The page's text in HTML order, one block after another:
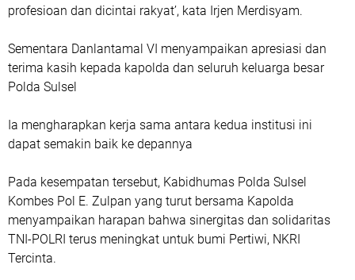
profesioan dan dicintai rakyat’, kata Irjen Merdisyam.
Sementara Danlantamal VI menyampaikan apresiasi dan
terima kasih kepada kapolda dan seluruh keluarga besar
Polda Sulsel
Ia mengharapkan kerja sama antara kedua institusi ini
dapat semakin baik ke depannya
Pada kesempatan tersebut, Kabidhumas Polda Sulsel
Kombes Pol E. Zulpan yang turut bersama Kapolda
menyampaikan harapan bahwa sinergitas dan solidaritas
TNI-POLRI terus meningkat untuk bumi Pertiwi, NKRI
Tercinta.